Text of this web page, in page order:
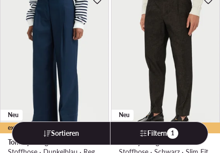
extra -25% Code: LAST
Neu
Tommy Hilfiger
extra -25% Code: LAST
Neu
Sortieren Filtern 1